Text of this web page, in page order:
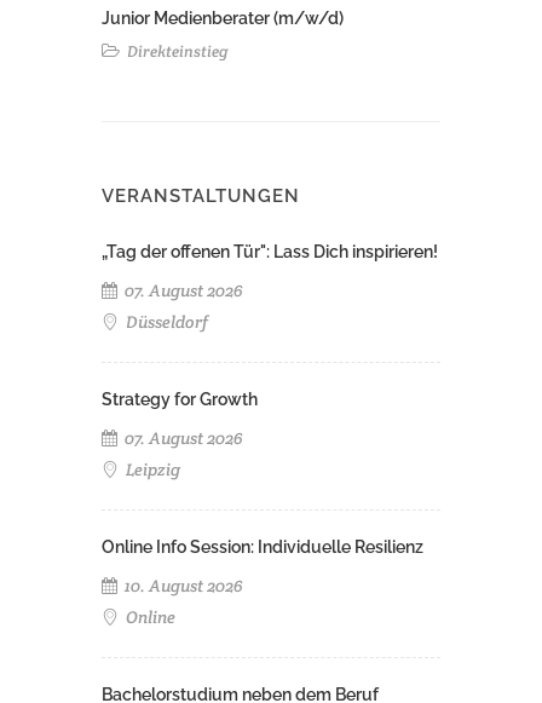
Junior Medienberater (m/w/d)
Direkteinstieg
VERANSTALTUNGEN
„Tag der offenen Tür": Lass Dich inspirieren!
07. August 2026
Düsseldorf
Strategy for Growth
07. August 2026
Leipzig
Online Info Session: Individuelle Resilienz
10. August 2026
Online
Bachelorstudium neben dem Beruf